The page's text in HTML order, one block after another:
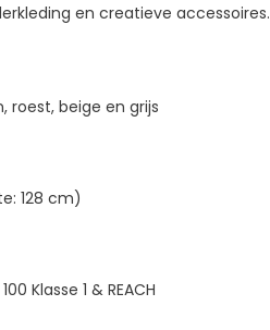
en creatieve accessoires.
roest, beige en grijs
128 cm)
Klasse 1 & REACH